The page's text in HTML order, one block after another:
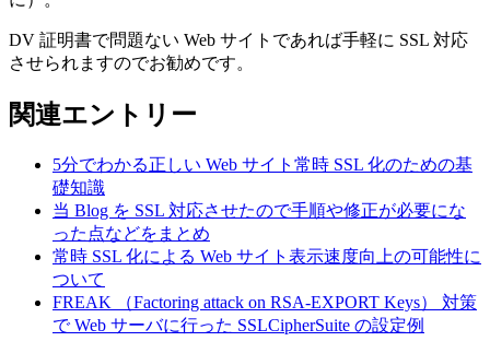
DV 証明書で問題ない Web サイトであれば手軽に SSL 対応
させられますのでお勧めです。
関連エントリー
5分でわかる正しい Web サイト常時 SSL 化のための基
礎知識
当 Blog を SSL 対応させたので手順や修正が必要にな
った点などをまとめ
常時 SSL 化による Web サイト表示速度向上の可能性に
ついて
FREAK （Factoring attack on RSA-EXPORT Keys） 対策
で Web サーバに行った SSLCipherSuite の設定例